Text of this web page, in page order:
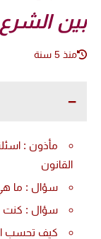
بين
منذ 5 سنة
مأذون :
القانون
سؤال : ما
سؤال : كنت
كيف تحسب